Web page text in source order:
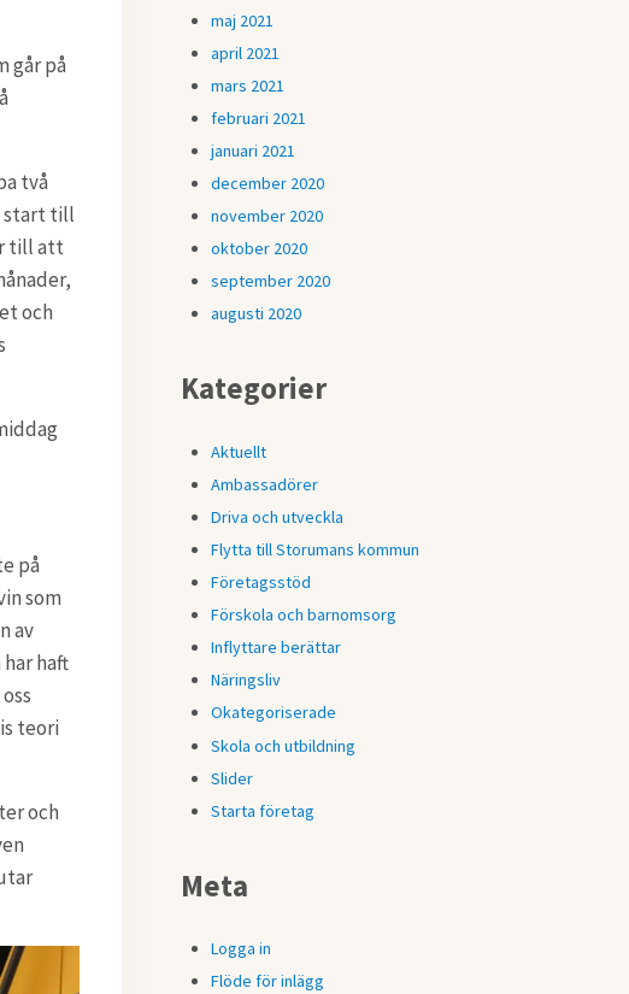
går på
två
start till
till att
och
på
som
av
haft
teori
och
maj 2021
april 2021
mars 2021
februari 2021
januari 2021
december 2020
november 2020
oktober 2020
september 2020
augusti 2020
Kategorier
Aktuellt
Ambassadörer
Driva och utveckla
Flytta till Storumans kommun
Företagsstöd
Förskola och barnomsorg
Inflyttare berättar
Näringsliv
Okategoriserade
Skola och utbildning
Slider
Starta företag
Meta
Logga in
Flöde för inlägg